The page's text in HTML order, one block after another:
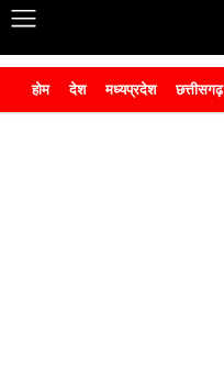
होम देश मध्यप्रदेश छत्तीसगढ़